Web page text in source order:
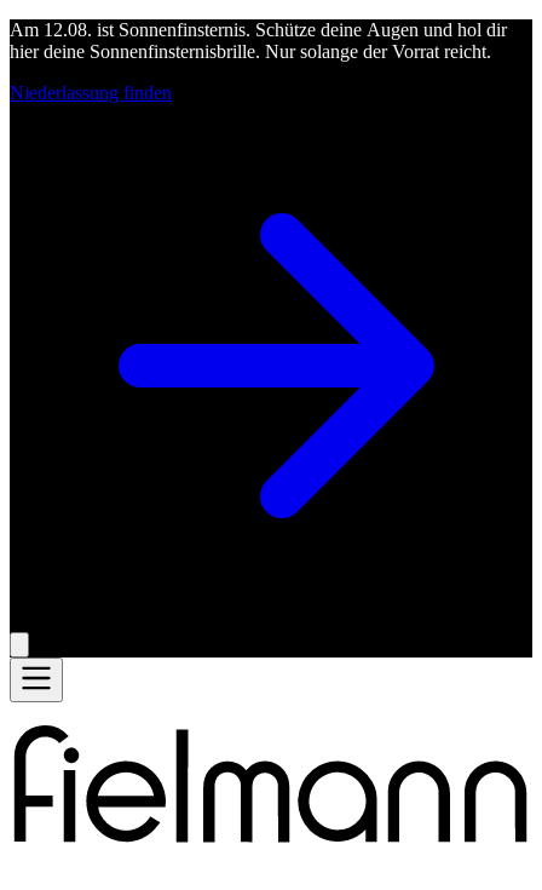
Am 12.08. ist Sonnenfinsternis. Schütze deine Augen und hol dir
hier deine Sonnenfinsternisbrille. Nur solange der Vorrat reicht.
Niederlassung finden